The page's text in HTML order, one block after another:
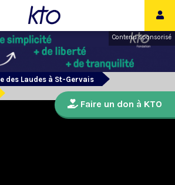
Contenu sponsorisé
des Laudes à St-Gervais
Faire un don à KTO